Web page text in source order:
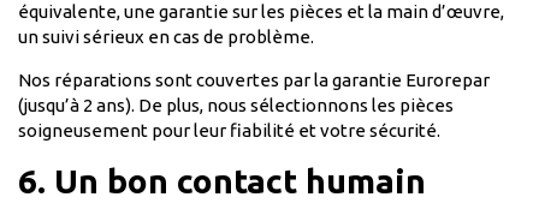
équivalente, une garantie sur les pièces et la main d’œuvre,
un suivi sérieux en cas de problème.
Nos réparations sont couvertes par la garantie Eurorepar
(jusqu’à 2 ans). De plus, nous sélectionnons les pièces
soigneusement pour leur fiabilité et votre sécurité.
6. Un bon contact humain